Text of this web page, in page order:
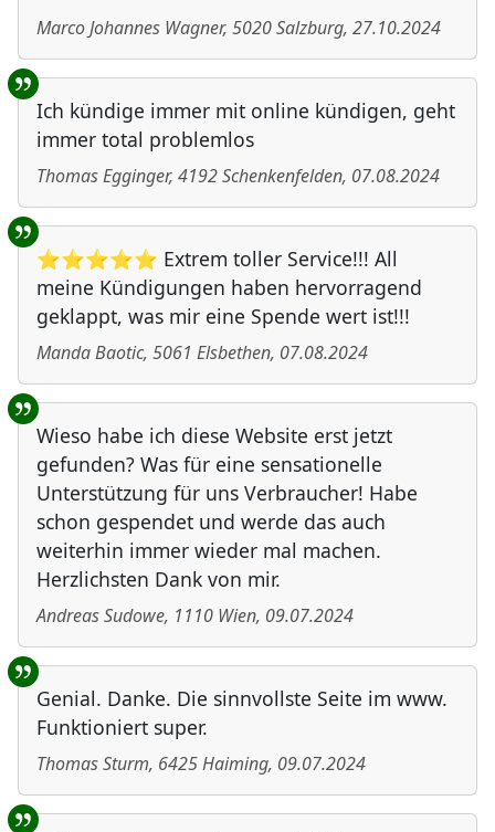
Marco Johannes Wagner, 5020Salzburg, 27.10.2024
Ich kündige immer mit online kündigen, geht
immer total problemlos
Thomas Egginger, 4192Schenkenfelden, 07.08.2024
⭐⭐⭐⭐⭐ Extrem toller Service!!! All
meine Kündigungen haben hervorragend
geklappt, was mir eine Spende wert ist!!!
Manda Baotic, 5061 Elsbethen, 07.08.2024
Wieso habe ich diese Website erst jetzt
gefunden? Was für eine sensationelle
Unterstützung für uns Verbraucher! Habe
schon gespendet und werde das auch
weiterhin immer wieder mal machen.
Herzlichsten Dank von mir.
Andreas Sudowe, 1110 Wien, 09.07.2024
Genial. Danke. Die sinnvollste Seite im www.
Funktioniert super.
Thomas Sturm, 6425Haiming, 09.07.2024